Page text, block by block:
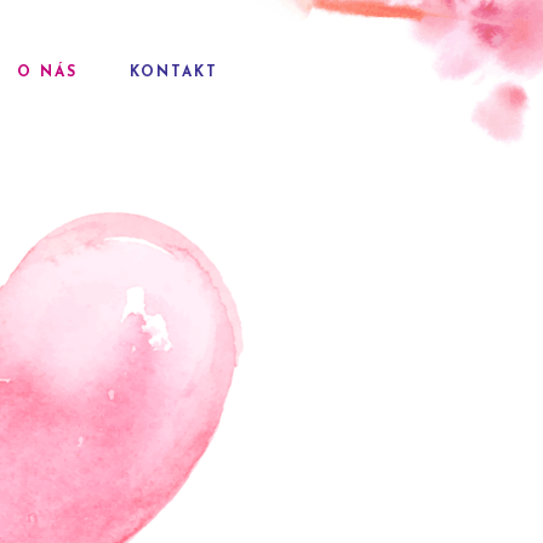
O NÁS KONTAKT